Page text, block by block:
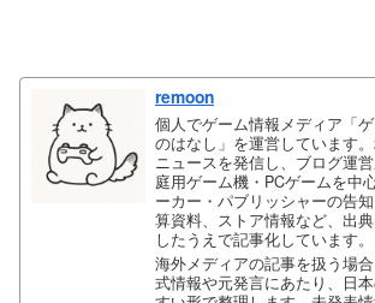
remoon
個人でゲーム情報メディア「
のはなし」を運営しています
ニュースを発信し、ブログ運
庭用ゲーム機・PCゲームを中
ーカー・パブリッシャーの告
算資料、ストア情報など、出
したうえで記事化しています。
海外メディアの記事を扱う場
式情報や元発言にあたり、日